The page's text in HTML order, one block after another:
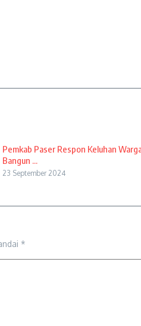
Pemkab Paser Respon Keluhan
Bangun ...
23 September 2024
*